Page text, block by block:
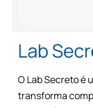
governança ESG
operacional